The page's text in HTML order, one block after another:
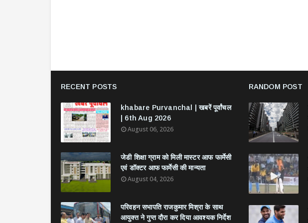
RECENT POSTS
khabare Purvanchal | खबरें पूर्वांचल
| 6th Aug 2026
August 06, 2026
जेडी शिक्षा ग्राम को मिली मास्टर आफ फार्मेसी
एवं डॉक्टर आफ फार्मेसी की मान्यता
August 04, 2026
परिवहन सभापति राजकुमार मिश्रा के साथ
आयुक्त ने गुप्त दौरा कर दिया आवश्यक निर्देश
RANDOM POST